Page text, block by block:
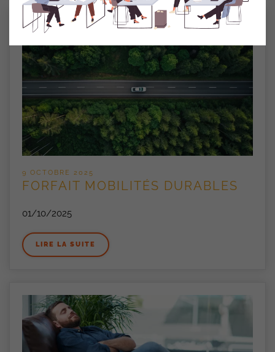
9 OCTOBRE 2025
FORFAIT MOBILITÉS DURABLES
01/10/2025
LIRE LA SUITE